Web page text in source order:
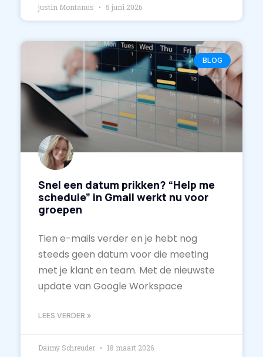
justin Montanus 5 juni 2026
BLOG
Snel een datum prikken? “Help me
schedule” in Gmail werkt nu voor
groepen
Tien e-mails verder en je hebt nog
steeds geen datum voor die meeting
met je klant en team. Met de nieuwste
update van Google Workspace
LEES VERDER »
Daimy Schreuder 18 maart 2026